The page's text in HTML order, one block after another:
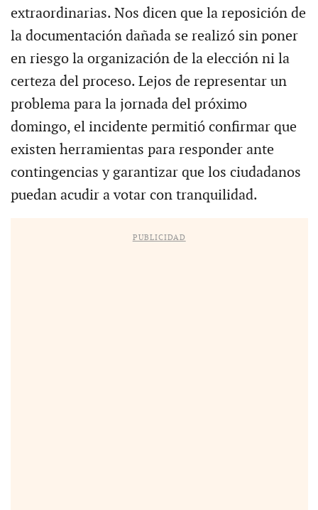
extraordinarias. Nos dicen que la reposición de
la documentación dañada se realizó sin poner
en riesgo la organización de la elección ni la
certeza del proceso. Lejos de representar un
problema para la jornada del próximo
domingo, el incidente permitió confirmar que
existen herramientas para responder ante
contingencias y garantizar que los ciudadanos
puedan acudir a votar con tranquilidad.
PUBLICIDAD